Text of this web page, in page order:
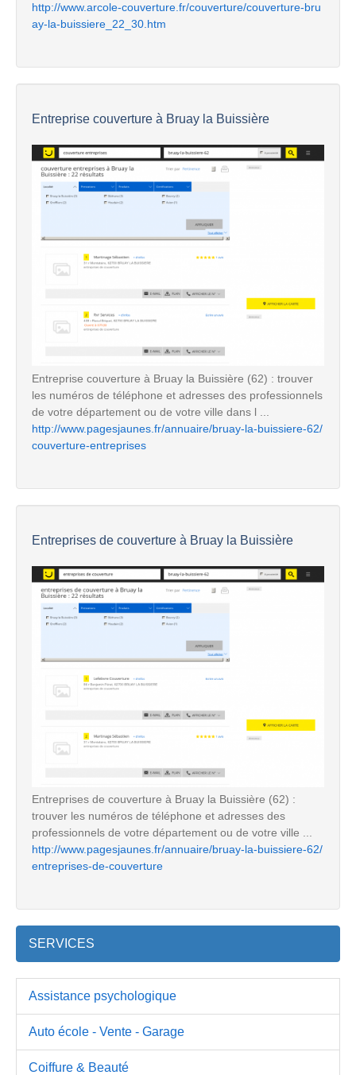
http://www.arcole-couverture.fr/couverture/couverture-bru
ay-la-buissiere_22_30.htm
Entreprise couverture à Bruay la Buissière
Entreprise couverture à Bruay la Buissière (62) : trouver
les numéros de téléphone et adresses des professionnels
de votre département ou de votre ville dans l ...
http://www.pagesjaunes.fr/annuaire/bruay-la-buissiere-62/
couverture-entreprises
Entreprises de couverture à Bruay la Buissière
Entreprises de couverture à Bruay la Buissière (62) :
trouver les numéros de téléphone et adresses des
professionnels de votre département ou de votre ville ...
http://www.pagesjaunes.fr/annuaire/bruay-la-buissiere-62/
entreprises-de-couverture
SERVICES
Assistance psychologique
Auto école - Vente - Garage
Coiffure & Beauté